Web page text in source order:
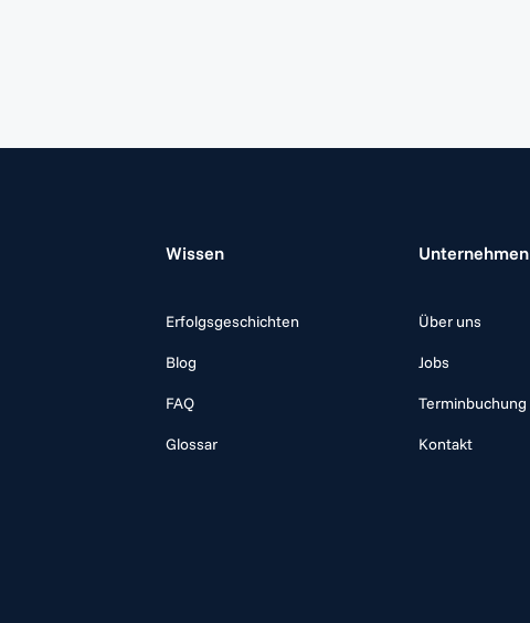
Wissen
Erfolgsgeschichten
Blog
FAQ
Glossar
Unternehmen
Über uns
Jobs
Terminbuchung
Kontakt